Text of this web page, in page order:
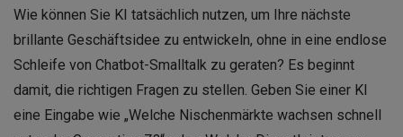
Wie können Sie KI tatsächlich nutzen, um Ihre nächste
brillante Geschäftsidee zu entwickeln, ohne in eine endlose
Schleife von Chatbot-Smalltalk zu geraten? Es beginnt
damit, die richtigen Fragen zu stellen. Geben Sie einer KI
eine Eingabe wie „Welche Nischenmärkte wachsen schnell